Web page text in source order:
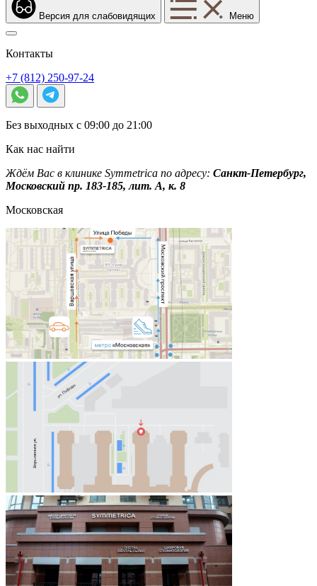
Версия для слабовидящих Меню
Контакты
+7 (812) 250-97-24
Без выходных с 09:00 до 21:00
Как нас найти
Ждём Вас в клинике Symmetrica по адресу: Санкт-Петербург,
Московский пр. 183-185, лит. А, к. 8
Московская